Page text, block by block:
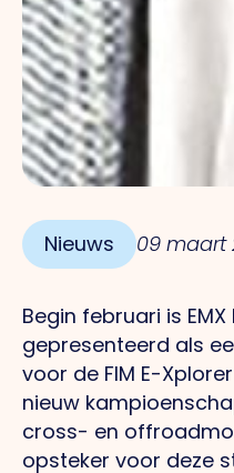
Nieuws 09 maart
Begin februari is
gepresenteerd als
voor de FIM E-
nieuw
cross- en
opsteker voor deze